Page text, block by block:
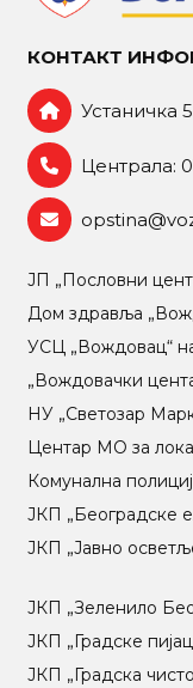
КОНТАКТ
Устаничка
Централа:
ЈП „Пословни
Дом здравља
УСЦ „Вождовац“
„Вождовачки
НУ „Светозар
Центар МO за
Комунална
ЈКП „Београдске
ЈКП „Јавно
ЈКП „Зеленило
ЈКП „Градске
ЈКП „Градска